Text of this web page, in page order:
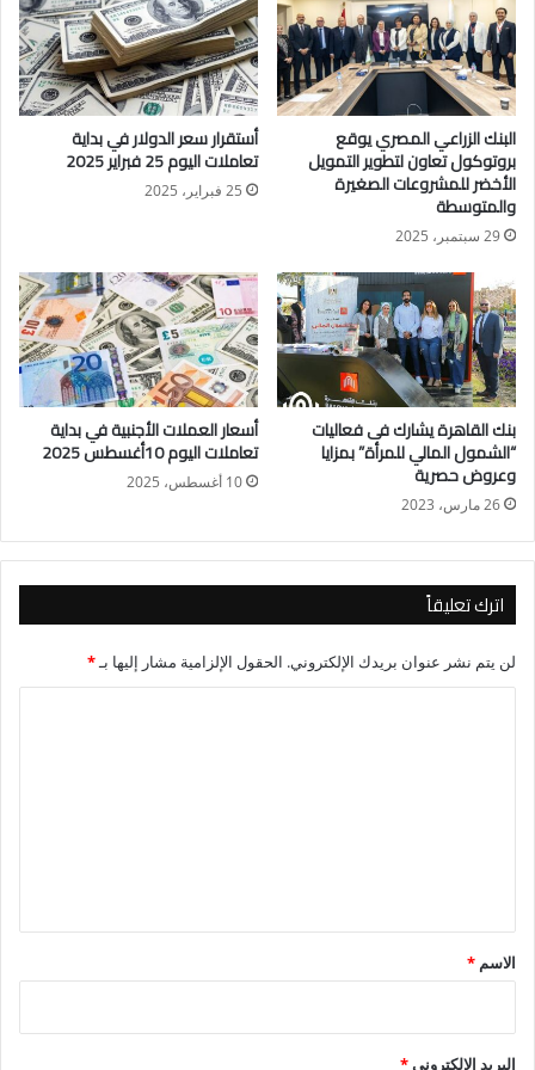
سعر الدولار الأمريكي اليوم للشراء 48.58جنيه
سعر الدولار الأمريكي اليوم للبيع 48.68 جنيه
البنك التجاري الدولي _ مصر
سعر الدولار الأمريكي اليوم للشراء 47.51جنيه
سعر الدولار الأمريكي اليوم للبيع 47.61 جنيه
البنك المركزي المصري
سعر الدولار الأمريكي اليوم للشراء 47.49جنيه
سعر الدولار الأمريكي اليوم للبيع 47.62 جنيه
البنك الزراعي المصري يوقع
بروتوكول تعاون لتطوير التمويل
الأخضر للمشروعات الصغيرة
والمتوسطة
29 سبتمبر، 2025
أستقرار سعر الدولار في بداية
تعاملات اليوم 25 فبراير 2025
25 فبراير، 2025
بنك القاهرة يشارك فى فعاليات
“الشمول المالي للمرأة” بمزايا
وعروض حصرية
26 مارس، 2023
أسعار العملات الأجنبية في بداية
تعاملات اليوم 10أغسطس 2025
10 أغسطس، 2025
اترك تعليقاً
لن يتم نشر عنوان بريدك الإلكتروني. الحقول الإلزامية مشار إليها بـ*
*
الاسم *
البريد الإلكتروني*